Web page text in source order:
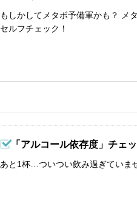
もしかしてメタボ予備軍かも？ メ
セルフチェック！
「アルコール依存度」チェ
あと1杯…ついつい飲み過ぎていま